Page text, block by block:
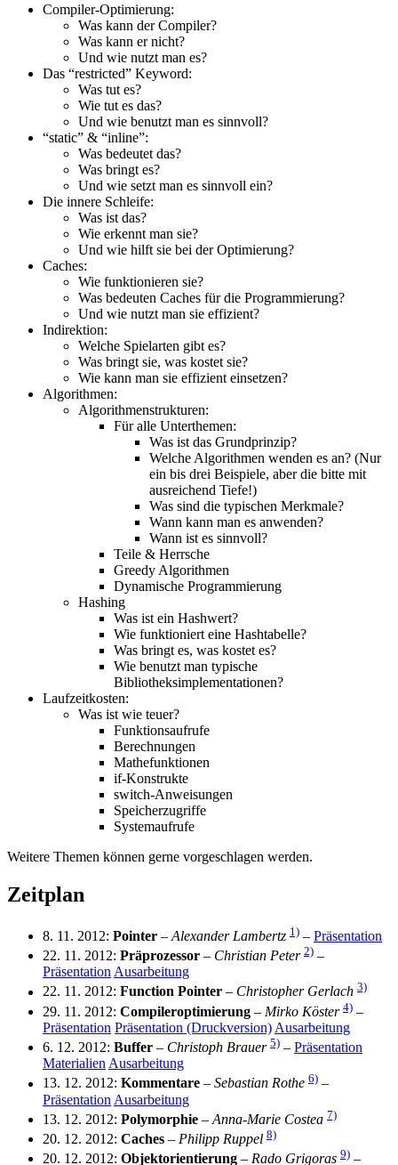
Compiler-Optimierung:
Was kann der Compiler?
Was kann er nicht?
Und wie nutzt man es?
Das “restricted” Keyword:
Was tut es?
Wie tut es das?
Und wie benutzt man es sinnvoll?
“static” & “inline”:
Was bedeutet das?
Was bringt es?
Und wie setzt man es sinnvoll ein?
Die innere Schleife:
Was ist das?
Wie erkennt man sie?
Und wie hilft sie bei der Optimierung?
Caches:
Wie funktionieren sie?
Was bedeuten Caches für die Programmierung?
Und wie nutzt man sie effizient?
Indirektion:
Welche Spielarten gibt es?
Was bringt sie, was kostet sie?
Wie kann man sie effizient einsetzen?
Algorithmen:
Algorithmenstrukturen:
Für alle Unterthemen:
Was ist das Grundprinzip?
Welche Algorithmen wenden es an? (Nur
ein bis drei Beispiele, aber die bitte mit
ausreichend Tiefe!)
Was sind die typischen Merkmale?
Wann kann man es anwenden?
Wann ist es sinnvoll?
Teile & Herrsche
Greedy Algorithmen
Dynamische Programmierung
Hashing
Was ist ein Hashwert?
Wie funktioniert eine Hashtabelle?
Was bringt es, was kostet es?
Wie benutzt man typische
Bibliotheksimplementationen?
Laufzeitkosten:
Was ist wie teuer?
Funktionsaufrufe
Berechnungen
Mathefunktionen
if-Konstrukte
switch-Anweisungen
Speicherzugriffe
Systemaufrufe
Weitere Themen können gerne vorgeschlagen werden.
Zeitplan
8. 11. 2012: Pointer – Alexander Lambertz 1) – Präsentation
22. 11. 2012: Präprozessor – Christian Peter 2) –
Präsentation Ausarbeitung
22. 11. 2012: Function Pointer – Christopher Gerlach 3)
29. 11. 2012: Compileroptimierung – Mirko Köster 4) –
Präsentation Präsentation (Druckversion) Ausarbeitung
6. 12. 2012: Buffer – Christoph Brauer 5) – Präsentation
Materialien Ausarbeitung
13. 12. 2012: Kommentare – Sebastian Rothe 6) –
Präsentation Ausarbeitung
13. 12. 2012: Polymorphie – Anna-Marie Costea 7)
20. 12. 2012: Caches – Philipp Ruppel 8)
20. 12. 2012: Objektorientierung – Rado Grigoras 9) –